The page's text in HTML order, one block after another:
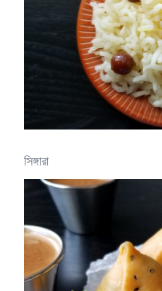
সিঙ্গারা